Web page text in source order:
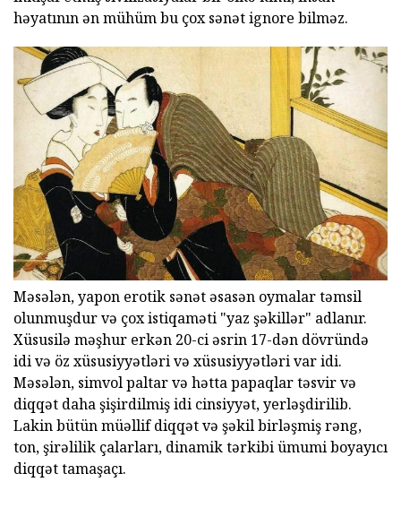
həyatının ən mühüm bu çox sənət ignore bilməz.
Məsələn, yapon erotik sənət əsasən oymalar təmsil
olunmuşdur və çox istiqaməti "yaz şəkillər" adlanır.
Xüsusilə məşhur erkən 20-ci əsrin 17-dən dövründə
idi və öz xüsusiyyətləri və xüsusiyyətləri var idi.
Məsələn, simvol paltar və hətta papaqlar təsvir və
diqqət daha şişirdilmiş idi cinsiyyət, yerləşdirilib.
Lakin bütün müəllif diqqət və şəkil birləşmiş rəng,
ton, şirəlilik çalarları, dinamik tərkibi ümumi boyayıcı
diqqət tamaşaçı.